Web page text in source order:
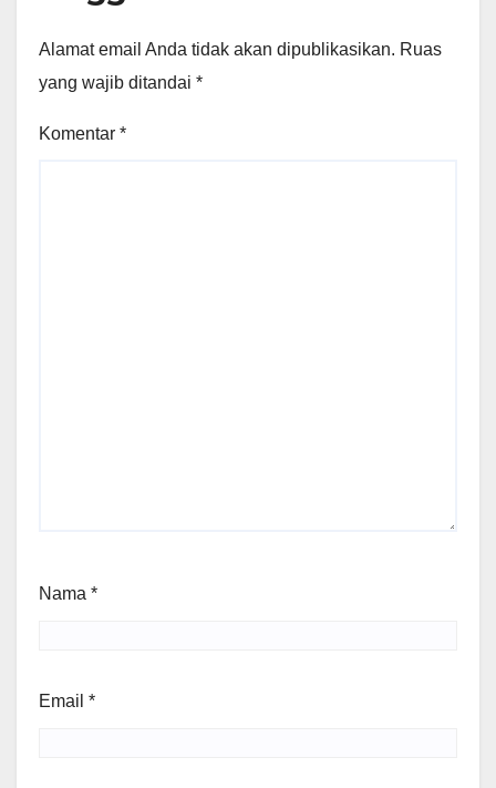
Alamat email Anda tidak akan dipublikasikan. Ruas
yang wajib ditandai *
Komentar *
Nama *
Email *